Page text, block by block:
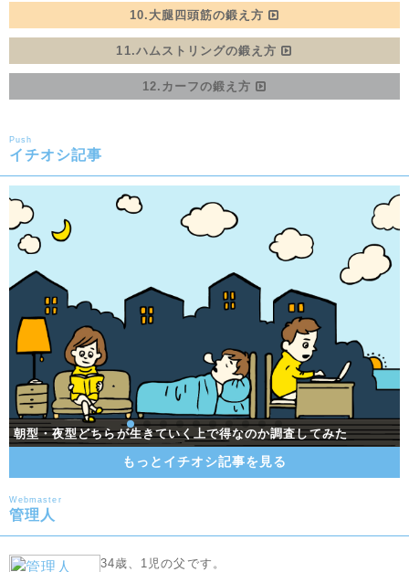
10.大腿四頭筋の鍛え方
11.ハムストリングの鍛え方
12.カーフの鍛え方
Push
イチオシ記事
プロテイン初心者が個人的嗜好で選ぶ！一番美味いプロテインラ
ンキング！
朝型・夜型どちらが生きていく上で得なのか調査してみた
筋トレだけで脂肪が燃焼！？ EPOC (運動後過剰酸素消費)とは？
鍛える部位を日によって分ける、スプリットルーティンとは？
ストレスを溜めやすい人のパターンと、ストレス解消法をご紹介
一流アスリートも実践。体幹トレーニングのメリットとは？
基礎代謝って何？正しい理解で肉体改造
リバウンド防止の鍵！体の飢餓状態を防ぐ！
同じ摂取カロリーで太る人とスリムな人がいる現実…その理由と
は？
希少種！停滞期に試すべきプレス系大胸筋トレーニング5種目
プロテイン初心者が個人的嗜好で選ぶ！一番美味いプロテインラ
ンキング！
朝型・夜型どちらが生きていく上で得なのか調査してみた
もっとイチオシ記事を見る
Webmaster
管理人
34歳、1児の父です。